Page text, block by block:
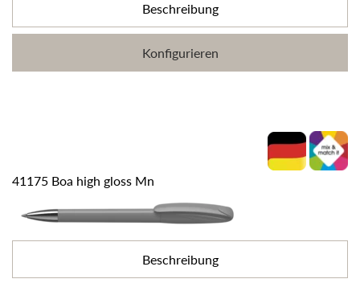
Beschreibung
Konfigurieren
41175 Boa high gloss Mn
Beschreibung